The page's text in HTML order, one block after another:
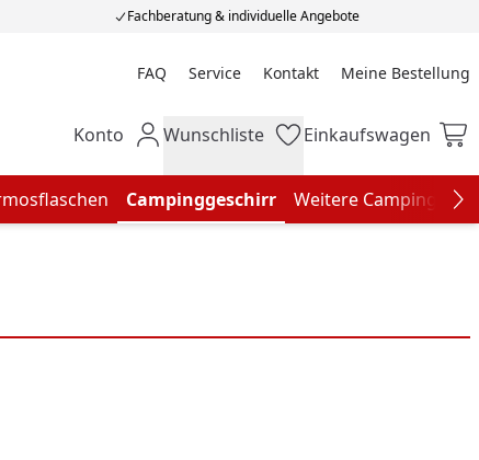
Fachberatung & individuelle Angebote
FAQ Service Kontakt Meine Bestellung
Meine Bestellung
Mein Konto
Konto Wunschliste
Wunschliste Einkaufswagen
Einkaufswagen
Campinggeschirr Weitere